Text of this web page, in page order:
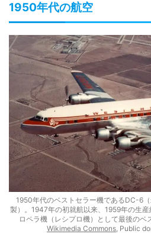
1950年代の航空
1950年代のベストセラー機であるDC-6
製）。1947年の初就航以来、1959年の生
ロペラ機（レシプロ機）として最後のベ
Wikimedia Commons, Public